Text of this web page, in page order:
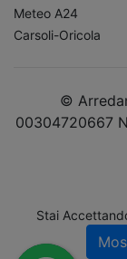
Meteo A24
Carsoli-Oricola
©
00304720667
Stai